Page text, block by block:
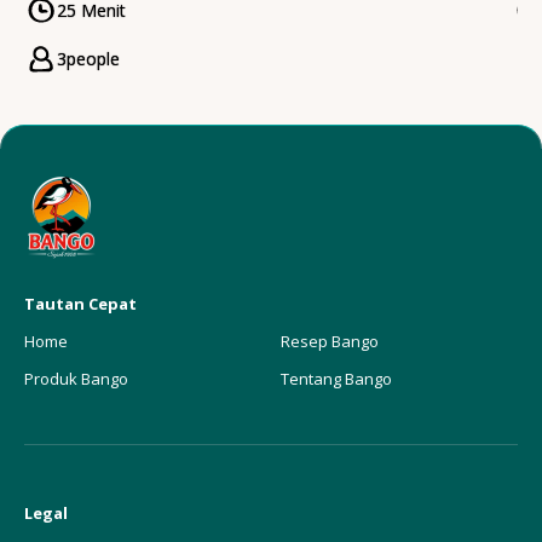
CookingTime
25 Menit
Servings
3people
Tautan Cepat
Home
Produk Bango
Resep Bango
Tentang Bango
Legal